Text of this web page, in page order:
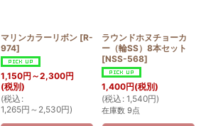
マリンカラーリボン [R-
974]
1,150円 ～2,300円
(税別)
(税込 :
1,265円 ～2,530円)
ラウンドホヌチョーカ
ー（輪SS）8本セット
[NSS-568]
1,400円(税別)
(税込 : 1,540円)
在庫数 9点